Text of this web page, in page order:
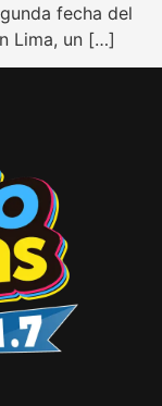
fecha del
Lima, un […]